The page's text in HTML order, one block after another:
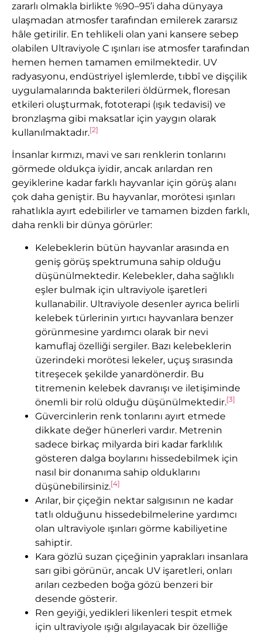
zararlı olmakla birlikte %90–95’i daha dünyaya
ulaşmadan atmosfer tarafından emilerek zararsız
hâle getirilir. En tehlikeli olan yani kansere sebep
olabilen Ultraviyole C ışınları ise atmosfer tarafından
hemen hemen tamamen emilmektedir. UV
radyasyonu, endüstriyel işlemlerde, tıbbî ve dişçilik
uygulamalarında bakterileri öldürmek, floresan
etkileri oluşturmak, fototerapi (ışık tedavisi) ve
bronzlaşma gibi maksatlar için yaygın olarak
kullanılmaktadır.[2]
İnsanlar kırmızı, mavi ve sarı renklerin tonlarını
görmede oldukça iyidir, ancak arılardan ren
geyiklerine kadar farklı hayvanlar için görüş alanı
çok daha geniştir. Bu hayvanlar, morötesi ışınları
rahatlıkla ayırt edebilirler ve tamamen bizden farklı,
daha renkli bir dünya görürler:
Kelebeklerin bütün hayvanlar arasında en
geniş görüş spektrumuna sahip olduğu
düşünülmektedir. Kelebekler, daha sağlıklı
eşler bulmak için ultraviyole işaretleri
kullanabilir. Ultraviyole desenler ayrıca belirli
kelebek türlerinin yırtıcı hayvanlara benzer
görünmesine yardımcı olarak bir nevi
kamuflaj özelliği sergiler. Bazı kelebeklerin
üzerindeki morötesi lekeler, uçuş sırasında
titreşecek şekilde yanardönerdir. Bu
titremenin kelebek davranışı ve iletişiminde
önemli bir rolü olduğu düşünülmektedir.[3]
Güvercinlerin renk tonlarını ayırt etmede
dikkate değer hünerleri vardır. Metrenin
sadece birkaç milyarda biri kadar farklılık
gösteren dalga boylarını hissedebilmek için
nasıl bir donanıma sahip olduklarını
düşünebilirsiniz.[4]
Arılar, bir çiçeğin nektar salgısının ne kadar
tatlı olduğunu hissedebilmelerine yardımcı
olan ultraviyole ışınları görme kabiliyetine
sahiptir.
Kara gözlü suzan çiçeğinin yaprakları insanlara
sarı gibi görünür, ancak UV işaretleri, onları
arıları cezbeden boğa gözü benzeri bir
desende gösterir.
Ren geyiği, yedikleri likenleri tespit etmek
için ultraviyole ışığı algılayacak bir özelliğe